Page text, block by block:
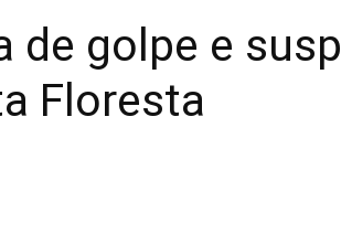
de golpe e
Floresta